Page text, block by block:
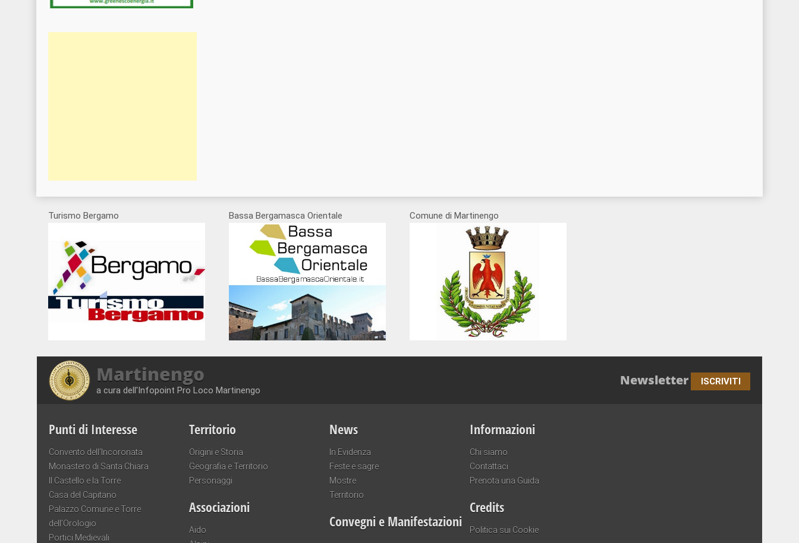
Turismo Bergamo Bassa Bergamasca Orientale Comune di Martinengo
Martinengo
a cura dell'Infopoint Pro Loco Martinengo
Newsletter ISCRIVITI
Punti di Interesse
Convento dell’Incoronata
Monastero di Santa Chiara
Il Castello e la Torre
Casa del Capitano
Palazzo Comune e Torre
dell’Orologio
Portici Medievali
Territorio
Origini e Storia
Geografia e Territorio
Personaggi
Associazioni
Aido
News
In Evidenza
Feste e sagre
Mostre
Territorio
Convegni e Manifestazioni
Informazioni
Chi siamo
Contattaci
Prenota una Guida
Credits
Politica sui Cookie